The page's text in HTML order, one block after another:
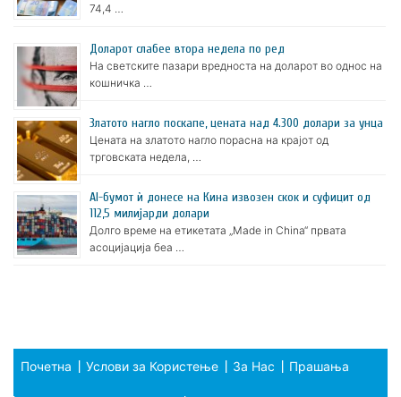
74,4 …
Доларот слабее втора недела по ред
На светските пазари вредноста на доларот во однос на
кошничка …
Златото нагло поскапе, цената над 4.300 долари за унца
Цената на златото нагло порасна на крајот од
трговската недела, …
AI-бумот ѝ донесе на Кина извозен скок и суфицит од
112,5 милијарди долари
Долго време на етикетата „Made in China“ првата
асоцијација беа …
Почетна Услови за Користење За Нас Прашања